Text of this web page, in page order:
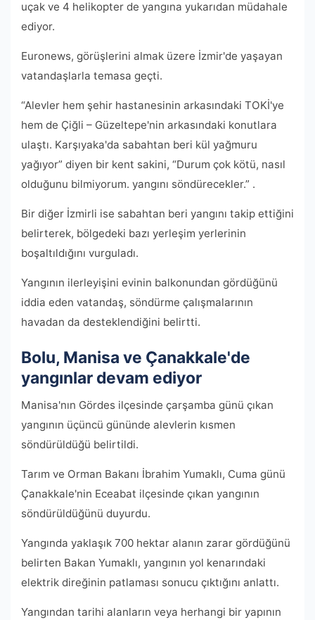
uçak ve 4 helikopter de yangına yukarıdan müdahale
ediyor.
Euronews, görüşlerini almak üzere İzmir'de yaşayan
vatandaşlarla temasa geçti.
“Alevler hem şehir hastanesinin arkasındaki TOKİ'ye
hem de Çiğli – Güzeltepe'nin arkasındaki konutlara
ulaştı. Karşıyaka'da sabahtan beri kül yağmuru
yağıyor” diyen bir kent sakini, “Durum çok kötü, nasıl
olduğunu bilmiyorum. yangını söndürecekler.” .
Bir diğer İzmirli ise sabahtan beri yangını takip ettiğini
belirterek, bölgedeki bazı yerleşim yerlerinin
boşaltıldığını vurguladı.
Yangının ilerleyişini evinin balkonundan gördüğünü
iddia eden vatandaş, söndürme çalışmalarının
havadan da desteklendiğini belirtti.
Bolu, Manisa ve Çanakkale'de
yangınlar devam ediyor
Manisa'nın Gördes ilçesinde çarşamba günü çıkan
yangının üçüncü gününde alevlerin kısmen
söndürüldüğü belirtildi.
Tarım ve Orman Bakanı İbrahim Yumaklı, Cuma günü
Çanakkale'nin Eceabat ilçesinde çıkan yangının
söndürüldüğünü duyurdu.
Yangında yaklaşık 700 hektar alanın zarar gördüğünü
belirten Bakan Yumaklı, yangının yol kenarındaki
elektrik direğinin patlaması sonucu çıktığını anlattı.
Yangından tarihi alanların veya herhangi bir yapının